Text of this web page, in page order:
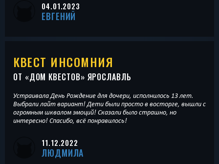
04.01.2023
ЕВГЕНИЙ
КВЕСТ ИНСОМНИЯ
ОТ «ДОМ КВЕСТОВ» ЯРОСЛАВЛЬ
Устраивала День Рождение для дочери, исполнилось 13 лет.
Выбрали лайт вариант! Дети были просто в восторге, вышли с
огромным шквалом эмоций! Сказали было страшно, но
интересно! Спасибо, всё понравилось!
11.12.2022
ЛЮДМИЛА